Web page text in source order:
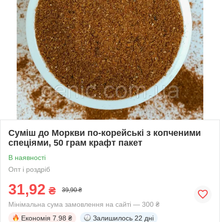
Суміш до Моркви по-корейські з копченими
спеціями, 50 грам крафт пакет
В наявності
Опт і роздріб
31,92 ₴ 39,90 ₴
Мінімальна сума замовлення на сайті — 300 ₴
Економія 7.98 ₴ Залишилось 22 дні